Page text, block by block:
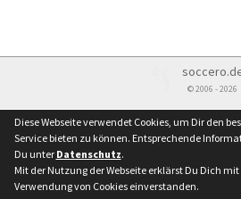
© 2006 - 2026
Besucherstatistik Impressum
Diese Webseite verwendet Cookies, um Dir den
Service bieten zu können. Entsprechende
Du unter Datenschutz.
Mit der Nutzung der Webseite erklärst Du Dich mit
Verwendung von Cookies einverstanden.